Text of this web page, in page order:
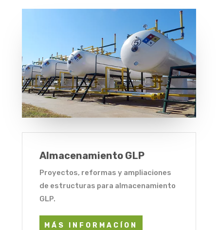
Almacenamiento GLP
Proyectos, reformas y ampliaciones
de estructuras para almacenamiento
GLP.
MÁS INFORMACÍON